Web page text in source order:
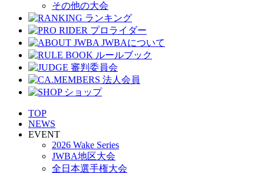
その他の大会
TOP
NEWS
EVENT
2026 Wake Series
JWBA地区大会
全日本選手権大会